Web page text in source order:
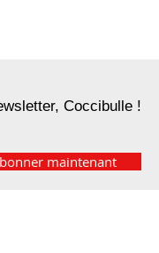
Coccibulle !
maintenant